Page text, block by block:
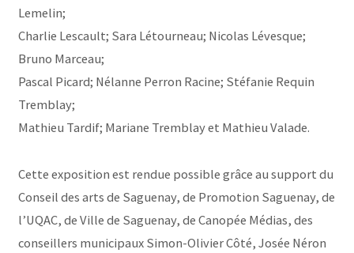
Lemelin;
Charlie Lescault; Sara Létourneau; Nicolas Lévesque;
Bruno Marceau;
Pascal Picard; Nélanne Perron Racine; Stéfanie Requin
Tremblay;
Mathieu Tardif; Mariane Tremblay et Mathieu Valade.
Cette exposition est rendue possible grâce au support du
Conseil des arts de Saguenay, de Promotion Saguenay, de
l’UQAC, de Ville de Saguenay, de Canopée Médias, des
conseillers municipaux Simon-Olivier Côté, Josée Néron